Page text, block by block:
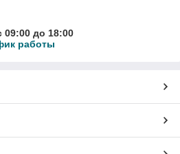
09:00 до 18:00
работы